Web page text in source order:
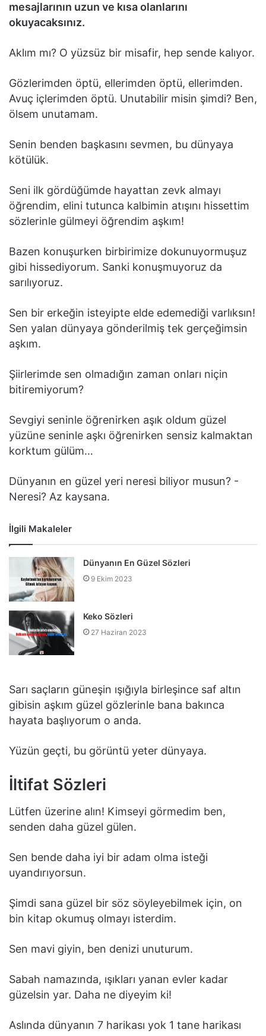
mesajlarının uzun ve kısa olanlarını
okuyacaksınız.
Aklım mı? O yüzsüz bir misafir, hep sende kalıyor.
Gözlerimden öptü, ellerimden öptü, ellerimden.
Avuç içlerimden öptü. Unutabilir misin şimdi? Ben,
ölsem unutamam.
Senin benden başkasını sevmen, bu dünyaya
kötülük.
Seni ilk gördüğümde hayattan zevk almayı
öğrendim, elini tutunca kalbimin atışını hissettim
sözlerinle gülmeyi öğrendim aşkım!
Bazen konuşurken birbirimize dokunuyormuşuz
gibi hissediyorum. Sanki konuşmuyoruz da
sarılıyoruz.
Sen bir erkeğin isteyipte elde edemediği varlıksın!
Sen yalan dünyaya gönderilmiş tek gerçeğimsin
aşkım.
Şiirlerimde sen olmadığın zaman onları niçin
bitiremiyorum?
Sevgiyi seninle öğrenirken aşık oldum güzel
yüzüne seninle aşkı öğrenirken sensiz kalmaktan
korktum gülüm…
Dünyanın en güzel yeri neresi biliyor musun? -
Neresi? Az kaysana.
İlgili Makaleler
Dünyanın En Güzel Sözleri
9 Ekim 2023
Keko Sözleri
27 Haziran 2023
Sarı saçların güneşin ışığıyla birleşince saf altın
gibisin aşkım güzel gözlerinle bana bakınca
hayata başlıyorum o anda.
Yüzün geçti, bu görüntü yeter dünyaya.
İltifat Sözleri
Lütfen üzerine alın! Kimseyi görmedim ben,
senden daha güzel gülen.
Sen bende daha iyi bir adam olma isteği
uyandırıyorsun.
Şimdi sana güzel bir söz söyleyebilmek için, on
bin kitap okumuş olmayı isterdim.
Sen mavi giyin, ben denizi unuturum.
Sabah namazında, ışıkları yanan evler kadar
güzelsin yar. Daha ne diyeyim ki!
Aslında dünyanın 7 harikası yok 1 tane harikası